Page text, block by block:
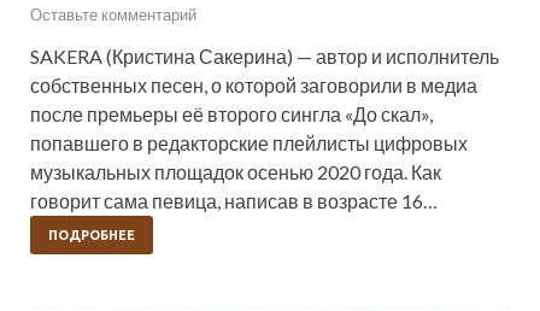
Оставьте комментарий
SAKERA (Кристина Сакерина) — автор и исполнитель
собственных песен, о которой заговорили в медиа
после премьеры её второго сингла «До скал»,
попавшего в редакторские плейлисты цифровых
музыкальных площадок осенью 2020 года. Как
говорит сама певица, написав в возрасте 16…
ПОДРОБНЕЕ